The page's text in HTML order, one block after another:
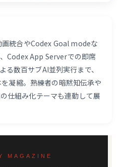
統合やCodex Goal modeな
Codex App Serverでの即席
る数百サブAI並列実行まで、
凝縮。熟練者の暗黙知伝承や
仕組み化テーマも連動して展
MAGAZINE